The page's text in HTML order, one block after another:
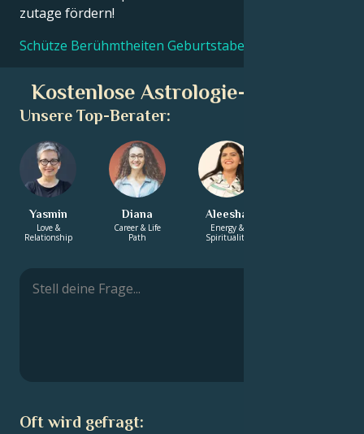
zutage fördern!
Schütze Berühmtheiten Geburtstabellen
Kostenlose Astrologie-Beratung
Unsere Top-Berater:
Yasmin
Love &
Relationship
Diana
Career & Life
Path
Aleesha
Energy &
Spirituality
Oft wird gefragt: